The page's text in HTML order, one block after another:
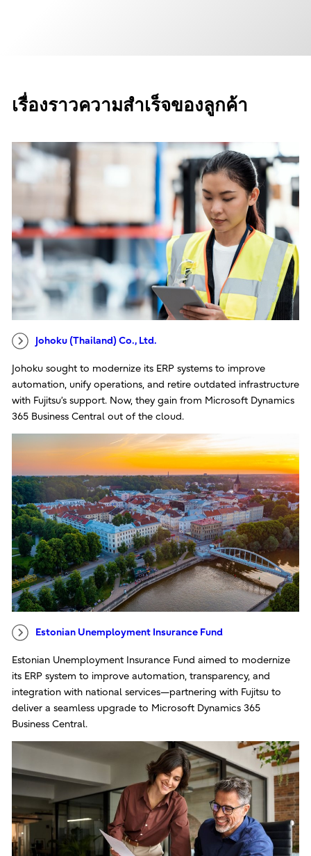
เรื่องราวความสำเร็จของลูกค้า
Johoku (Thailand) Co., Ltd.
Johoku sought to modernize its ERP systems to improve
automation, unify operations, and retire outdated infrastructure
with Fujitsu’s support. Now, they gain from Microsoft Dynamics
365 Business Central out of the cloud.
Estonian Unemployment Insurance Fund
Estonian Unemployment Insurance Fund aimed to modernize
its ERP system to improve automation, transparency, and
integration with national services—partnering with Fujitsu to
deliver a seamless upgrade to Microsoft Dynamics 365
Business Central.